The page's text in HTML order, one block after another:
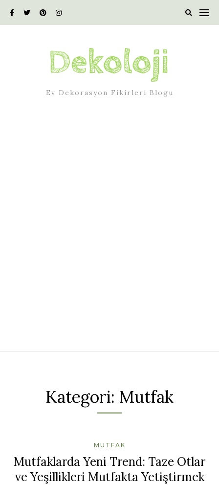
Ev Dekorasyon Fikirleri Blogu
Kategori: Mutfak
MUTFAK
Mutfaklarda Yeni Trend: Taze Otlar
ve Yeşillikleri Mutfakta Yetiştirmek